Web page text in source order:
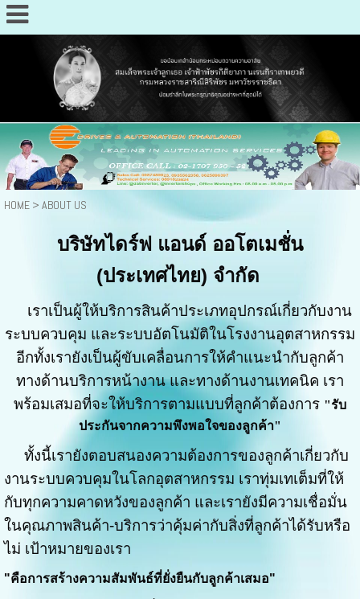
HOME> ABOUT US
บริษัทไดร์ฟ แอนด์ ออโตเมชั่น
(ประเทศไทย) จำกัด
เราเป็นผู้ให้บริการสินค้าประเภทอุปกรณ์เกี่ยวกับงาน
ระบบควบคุม และระบบอัตโนมัติในโรงงานอุตสาหกรรม
อีกทั้งเรายังเป็นผู้ขับเคลื่อนการให้คำแนะนำกับลูกค้า
ทางด้านบริการหน้างาน และทางด้านงานเทคนิค เรา
พร้อมเสมอที่จะให้บริการตามแบบที่ลูกค้าต้องการ "รับ
ประกันจากความพึงพอใจของลูกค้า"
ทั้งนี้เรายังตอบสนองความต้องการของลูกค้าเกี่ยวกับ
งานระบบควบคุมในโลกอุตสาหกรรม เราทุ่มเทเต็มที่ให้
กับทุกความคาดหวังของลูกค้า และเรายังมีความเชื่อมั่น
ในคุณภาพสินค้า-บริการว่าคุ้มค่ากับสิ่งที่ลูกค้าได้รับหรือ
ไม่ เป้าหมายของเรา
"คือการสร้างความสัมพันธ์ที่ยั่งยืนกับลูกค้าเสมอ"